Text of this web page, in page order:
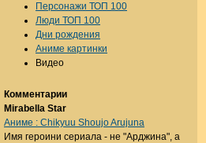
Персонажи ТОП 100
Люди ТОП 100
Дни рождения
Аниме картинки
Видео
Комментарии
Mirabella Star
Аниме : Chikyuu Shoujo Arujuna
Имя героини сериала - не "Арджина", а